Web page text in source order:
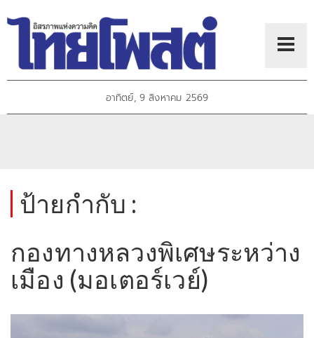
อาทิตย์, 9 สิงหาคม 2569
ป้ายกำกับ :
กองทางหลวงพิเศษระหว่าง
เมือง (มอเตอร์เวย์)